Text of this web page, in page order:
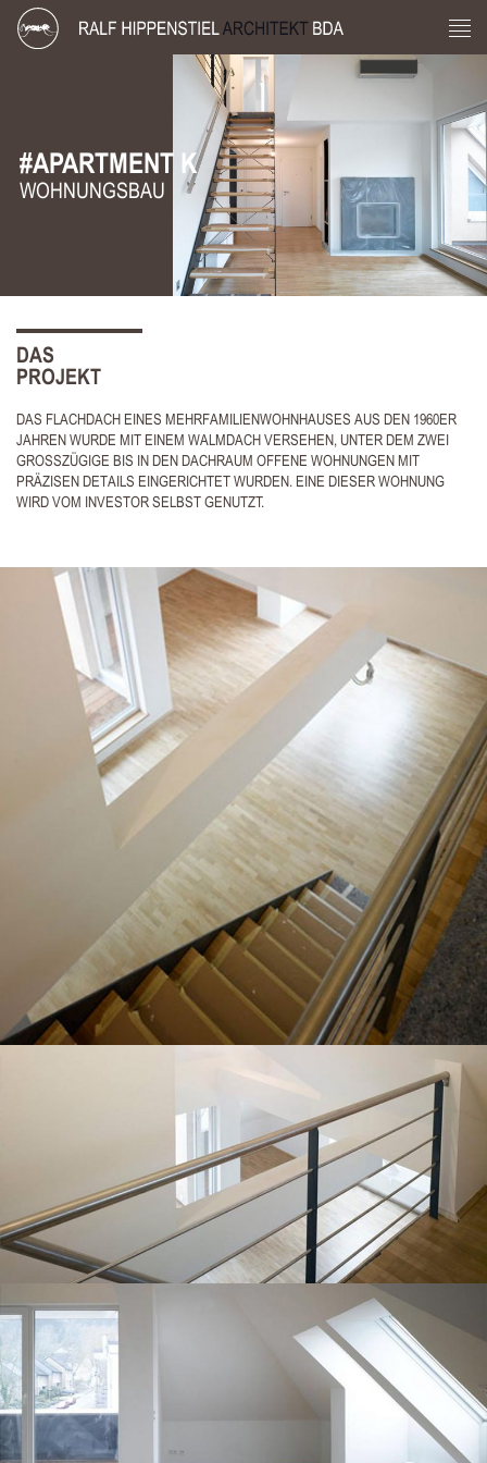
#APARTMENT K
WOHNUNGSBAU
DAS
PROJEKT
DAS FLACHDACH EINES MEHRFAMILIENWOHNHAUSES AUS DEN 1960ER
JAHREN WURDE MIT EINEM WALMDACH VERSEHEN, UNTER DEM ZWEI
GROSSZÜGIGE BIS IN DEN DACHRAUM OFFENE WOHNUNGEN MIT P
RÄZISEN DETAILS EINGERICHTET WURDEN. EINE DIESER WOHNUNG W
IRD VOM INVESTOR SELBST GENUTZT.